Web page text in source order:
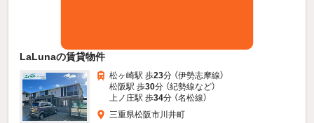
LaLunaの賃貸物件
松ヶ崎駅 歩23分 （伊勢志摩線）
松阪駅 歩30分 （紀勢線など）
上ノ庄駅 歩34分 （名松線）
三重県松阪市川井町